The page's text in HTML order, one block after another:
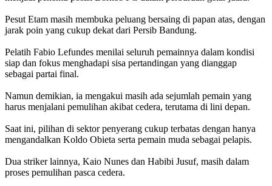
‎Pesut Etam masih membuka peluang bersaing di papan atas, dengan
jarak poin yang cukup dekat dari Persib Bandung.
‎Pelatih Fabio Lefundes menilai seluruh pemainnya dalam kondisi
siap dan fokus menghadapi sisa pertandingan yang dianggap
sebagai partai final.
‎Namun demikian, ia mengakui masih ada sejumlah pemain yang
harus menjalani pemulihan akibat cedera, terutama di lini depan.
‎Saat ini, pilihan di sektor penyerang cukup terbatas dengan hanya
mengandalkan Koldo Obieta serta pemain muda sebagai pelapis.
‎Dua striker lainnya, Kaio Nunes dan Habibi Jusuf, masih dalam
proses pemulihan pasca cedera.